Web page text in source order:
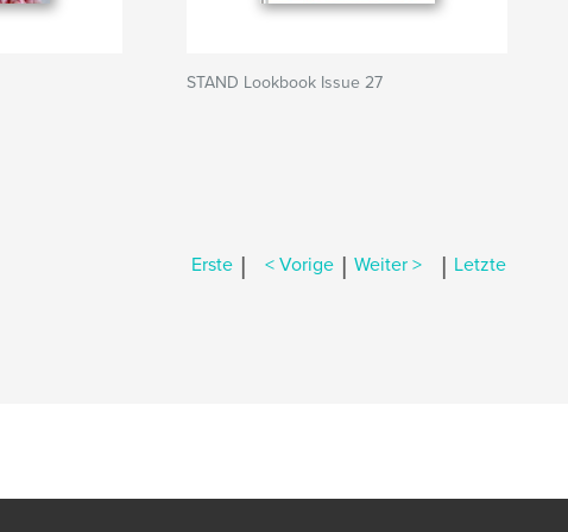
STAND Lookbook Issue 27
Erste | < Vorige | Weiter > | Letzte